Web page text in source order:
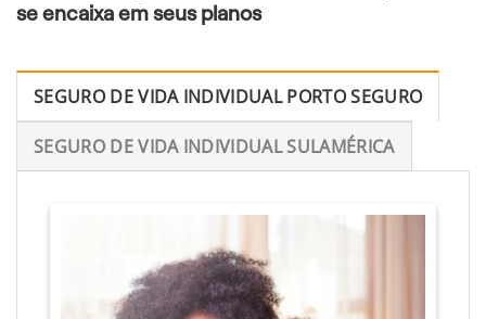
se encaixa em seus planos
SEGURO DE VIDA INDIVIDUAL PORTO SEGURO
SEGURO DE VIDA INDIVIDUAL SULAMÉRICA